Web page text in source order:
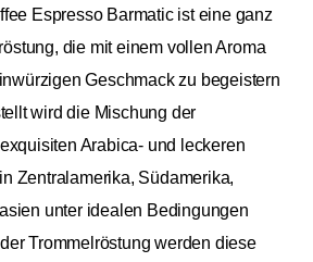
Espresso Barmatic ist eine ganz
die mit einem vollen Aroma
Geschmack zu begeistern
wird die Mischung der
Arabica- und leckeren
Zentralamerika, Südamerika,
unter idealen Bedingungen
Trommelröstung werden diese